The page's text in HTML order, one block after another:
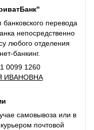
перевода
непосредственно
любого отделения
банкинг.
0099 1260
ИВАНОВНА
самовывоза или в
почтовой